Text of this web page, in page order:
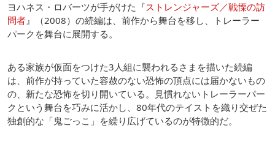
ヨハネス・ロバーツが手がけた『ストレンジャーズ／戦慄の訪
問者』（2008）の続編は、前作から舞台を移し、トレーラー
パークを舞台に展開する。
ある家族が仮面をつけた3人組に襲われるさまを描いた続編
は、前作が持っていた容赦のない恐怖の頂点には届かないもの
の、新たな恐怖を切り開いている。見慣れないトレーラーパー
クという舞台を巧みに活かし、80年代のテイストを織り交ぜた
独創的な「鬼ごっこ」を繰り広げているのが特徴的だ。